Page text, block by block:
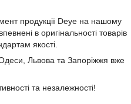
продукції Deye на нашому
в оригінальності товарів
якості.
Львова та Запоріжжя вже
та незалежності!